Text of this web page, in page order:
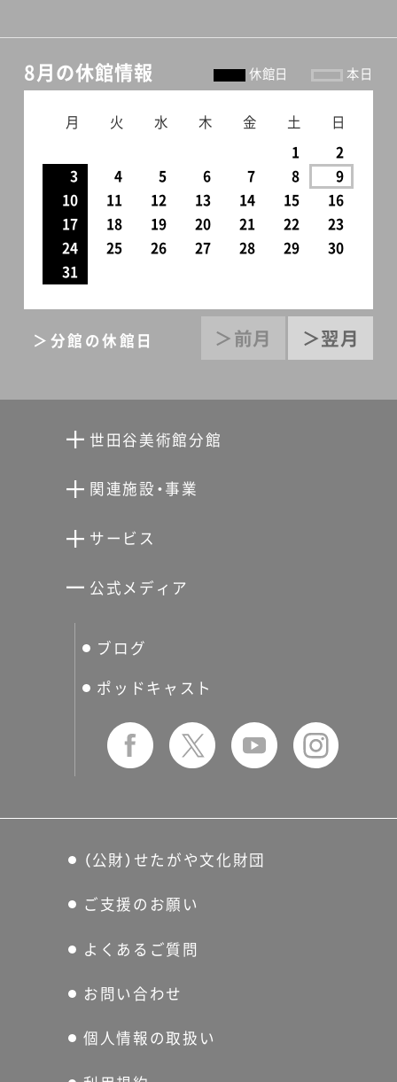
8月の休館情報 休館日 本日
月 火 水 木 金 土 日
1
2
3
4 5 6 7 8
9
10
11 12 13 14 15
16
17
18 19 20 21 22
23
24
25 26 27 28 29
30
31
＞前月 ＞翌月
＞分館の休館日
世田谷美術館分館
向井潤吉アトリエ館
分館スケジュール
関連施設・事業
世田谷文学館
せたおん
サービス
せたがやアーツカード
友の会
公式メディア
ブログ
ポッドキャスト
（公財）せたがや文化財団
ご支援のお願い
よくあるご質問
お問い合わせ
個人情報の取扱い